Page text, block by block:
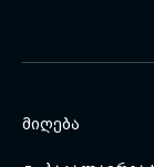
ᲛᲘᲦᲔᲑᲐ